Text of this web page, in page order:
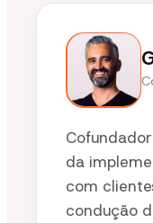
da
com
condução